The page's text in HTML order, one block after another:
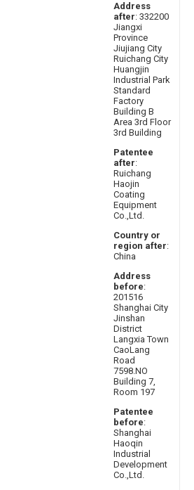
Address
after: 332200
Jiangxi
Province
Jiujiang City
Ruichang City
Huangjin
Industrial Park
Standard
Factory
Building B
Area 3rd Floor
3rd Building
Patentee
after:
Ruichang
Haojin
Coating
Equipment
Co.,Ltd.
Country or
region after:
China
Address
before:
201516
Shanghai City
Jinshan
District
Langxia Town
CaoLang
Road
7598.NO
Building 7,
Room 197
Patentee
before:
Shanghai
Haoqin
Industrial
Development
Co.,Ltd.